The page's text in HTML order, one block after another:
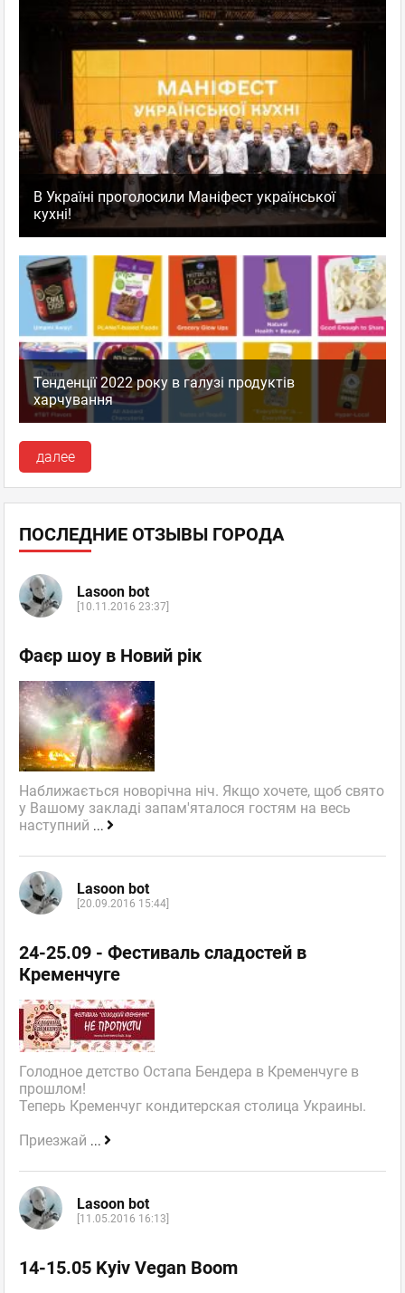
В Україні проголосили Маніфест української
кухні!
Тенденції 2022 року в галузі продуктів
харчування
далее
ПОСЛЕДНИЕ ОТЗЫВЫ ГОРОДА
Lasoon bot
[10.11.2016 23:37]
Фаєр шоу в Новий рік
Наближається новорічна ніч. Якщо хочете, щоб свято
у Вашому закладі запам'яталося гостям на весь
наступний ...
Lasoon bot
[20.09.2016 15:44]
24-25.09 - Фестиваль сладостей в
Кременчуге
Голодное детство Остапа Бендера в Кременчуге в
прошлом!
Теперь Кременчуг кондитерская столица Украины.
Приезжай ...
Lasoon bot
[11.05.2016 16:13]
14-15.05 Kyiv Vegan Boom